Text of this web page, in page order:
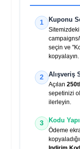
1 Kuponu
seçin ve
kopyalayın.
2 Alışveriş
Açılan
sepetinizi
ilerleyin.
3 Kodu
Ödeme